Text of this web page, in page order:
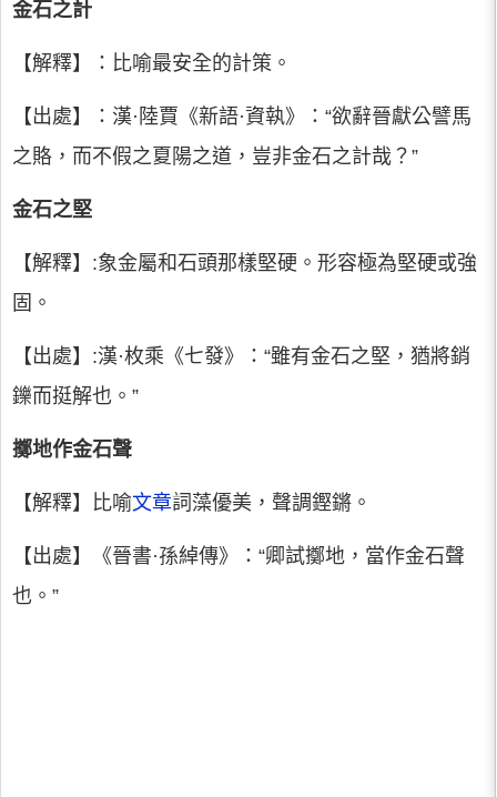
金石之計
【解釋】：比喻最安全的計策。
【出處】：漢·陸賈《新語·資執》：“欲辭晉獻公譬馬
之賂，而不假之夏陽之道，豈非金石之計哉？”
金石之堅
【解釋】:象金屬和石頭那樣堅硬。形容極為堅硬或強
固。
【出處】:漢·枚乘《七發》：“雖有金石之堅，猶將銷
鑠而挺解也。”
擲地作金石聲
【解釋】比喻文章詞藻優美，聲調鏗鏘。
【出處】《晉書·孫綽傳》：“卿試擲地，當作金石聲
也。”